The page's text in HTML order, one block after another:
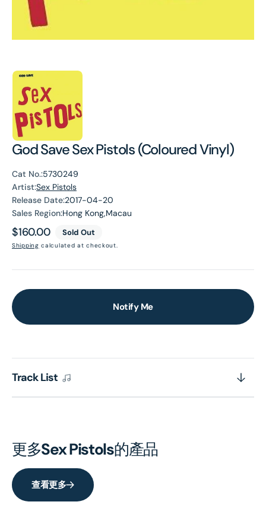
God Save Sex Pistols (Coloured Vinyl)
Cat No.:5730249
Artist:Sex Pistols
Release Date:2017-04-20
Sales Region:Hong Kong,Macau
Regular
price
$160.00 Sold Out
Shipping calculated at checkout.
Notify Me
Track List
更多Sex Pistols的產品
查看更多